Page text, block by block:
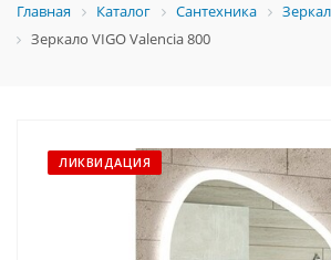
Главная Каталог Сантехника
Зеркало VIGO Valencia 800
ЛИКВИДАЦИЯ